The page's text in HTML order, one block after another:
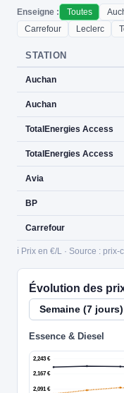
Enseigne : Toutes
Carrefour
Leclerc
STATION
Auchan
Auchan
TotalEnergies Access
TotalEnergies Access
Avia
BP
Carrefour
ℹ️ Prix en €/L · Source :
Évolution des
Essence & Diesel
2,091 €
2,167 €
2,243 €